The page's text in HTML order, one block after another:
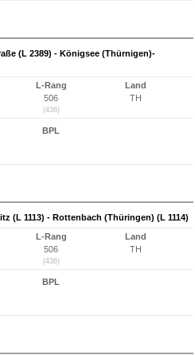
(L 2389) - Königsee (Thürnigen)-
L-Rang
506
(436)
Land
TH
BPL
(L 1113) - Rottenbach (Thüringen) (L 1114)
L-Rang
506
(436)
Land
TH
BPL